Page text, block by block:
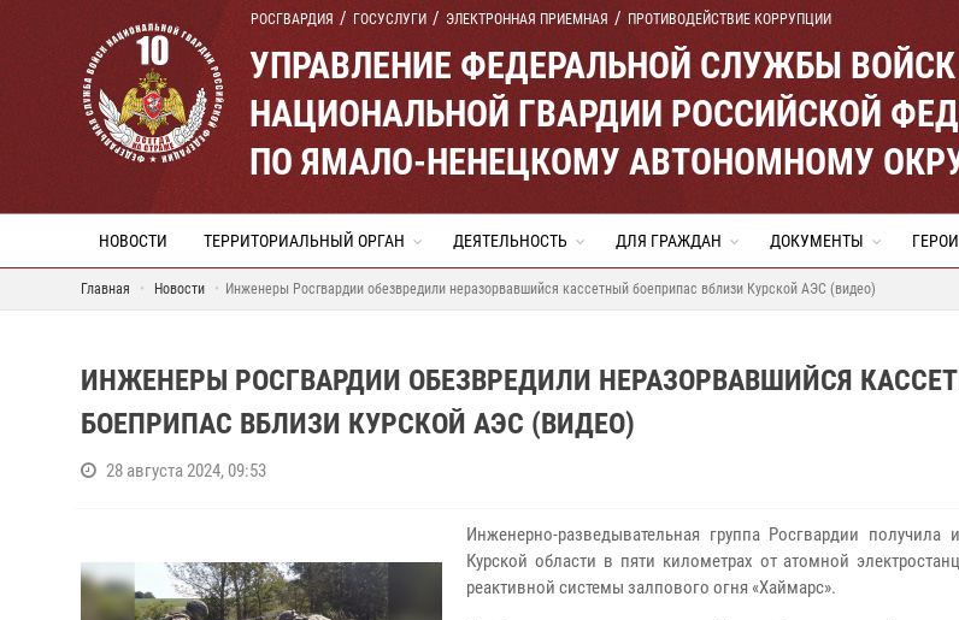
РОСГВАРДИЯ ГОСУСЛУГИ ЭЛЕКТРОННАЯ ПРИЕМНАЯ ПРОТИВОДЕЙСТВИЕ КОРРУПЦИИ
УПРАВЛЕНИЕ ФЕДЕРАЛЬНОЙ СЛУЖБЫ ВОЙСК
НАЦИОНАЛЬНОЙ ГВАРДИИ РОССИЙСКОЙ
ПО ЯМАЛО-НЕНЕЦКОМУ АВТОНОМНОМУ
НОВОСТИ ТЕРРИТОРИАЛЬНЫЙ ОРГАН ДЕЯТЕЛЬНОСТЬ ДЛЯ ГРАЖДАН ДОКУМЕНТЫ ГЕРОИ
Главная Новости Инженеры Росгвардии обезвредили неразорвавшийся кассетный боеприпас вблизи Курской АЭС (видео)
ИНЖЕНЕРЫ РОСГВАРДИИ ОБЕЗВРЕДИЛИ НЕРАЗОРВАВШИЙСЯ
БОЕПРИПАС ВБЛИЗИ КУРСКОЙ АЭС (ВИДЕО)
28 августа 2024, 09:53
Инженерно-разведывательная группа Росгвардии
Курской области в пяти километрах от атомной
реактивной системы залпового огня «Хаймарс».